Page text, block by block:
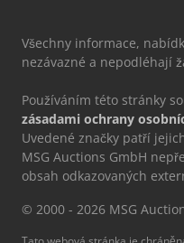
Všechny informace,
nezávazné a nepodléhají
Používáním této stránky
zásadami ochrany
Uvedené značky patří
MSG Auctions GmbH
obsah odkazovaných
© 2000 - 2026 MSG